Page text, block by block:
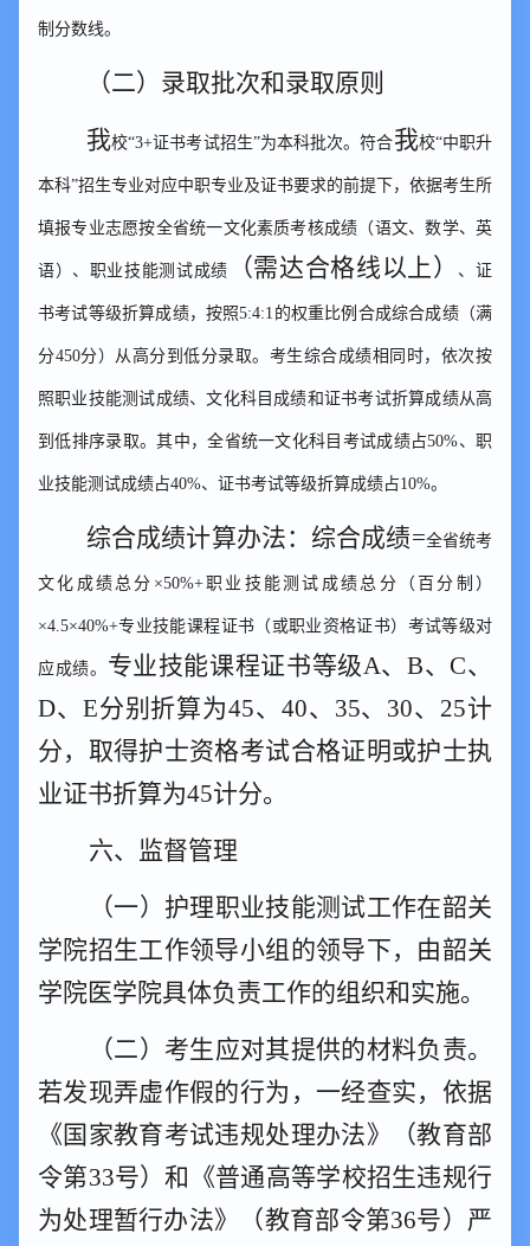
制分数线。
（二） 录取批次和录取原则
我校“3+证书考试招生”为本科批次。符合我校“中职升
本科”招生专业对应中职专业及证书要求的前提下，依据考生所
填报专业志愿按全省统一文化素质考核成绩（语文、数学、英
语）、职业技能测试成绩 （需达合格线以上） 、证
书考试等级折算成绩，按照5:4:1的权重比例合成综合成绩（满
分450分）从高分到低分录取。考生综合成绩相同时，依次按
照职业技能测试成绩、文化科目成绩和证书考试折算成绩从高
到低排序录取。其中，全省统一文化科目考试成绩占50%、职
业技能测试成绩占40%、证书考试等级折算成绩占10%。
综合成绩计算办法：综合成绩=全省统考
文化成绩总分 ×50%+职业技能测试成绩总分（百分制）
×4.5×40%+专业技能课程证书（或职业资格证书）考试等级对
应成绩。 专业技能课程证书等级A、B、C、
D、 E分别折算为45、 40、 35、 30、 25计
分，取得护士资格考试合格证明或护士执
业证书折算为45计分。
六、监督管理
（一） 护理职业技能测试工作在韶关
学院招生工作领导小组的领导下，由韶关
学院医学院具体负责工作的组织和实施。
（二） 考生应对其提供的材料负责。
若发现弄虚作假的行为，一经查实，依据
《国家教育考试违规处理办法》（教育部
令第33号）和《普通高等学校招生违规行
为处理暂行办法》（教育部令第36号）严